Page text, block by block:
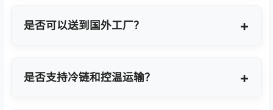
是否可以送到国外工厂？
是否支持冷链和控温运输？